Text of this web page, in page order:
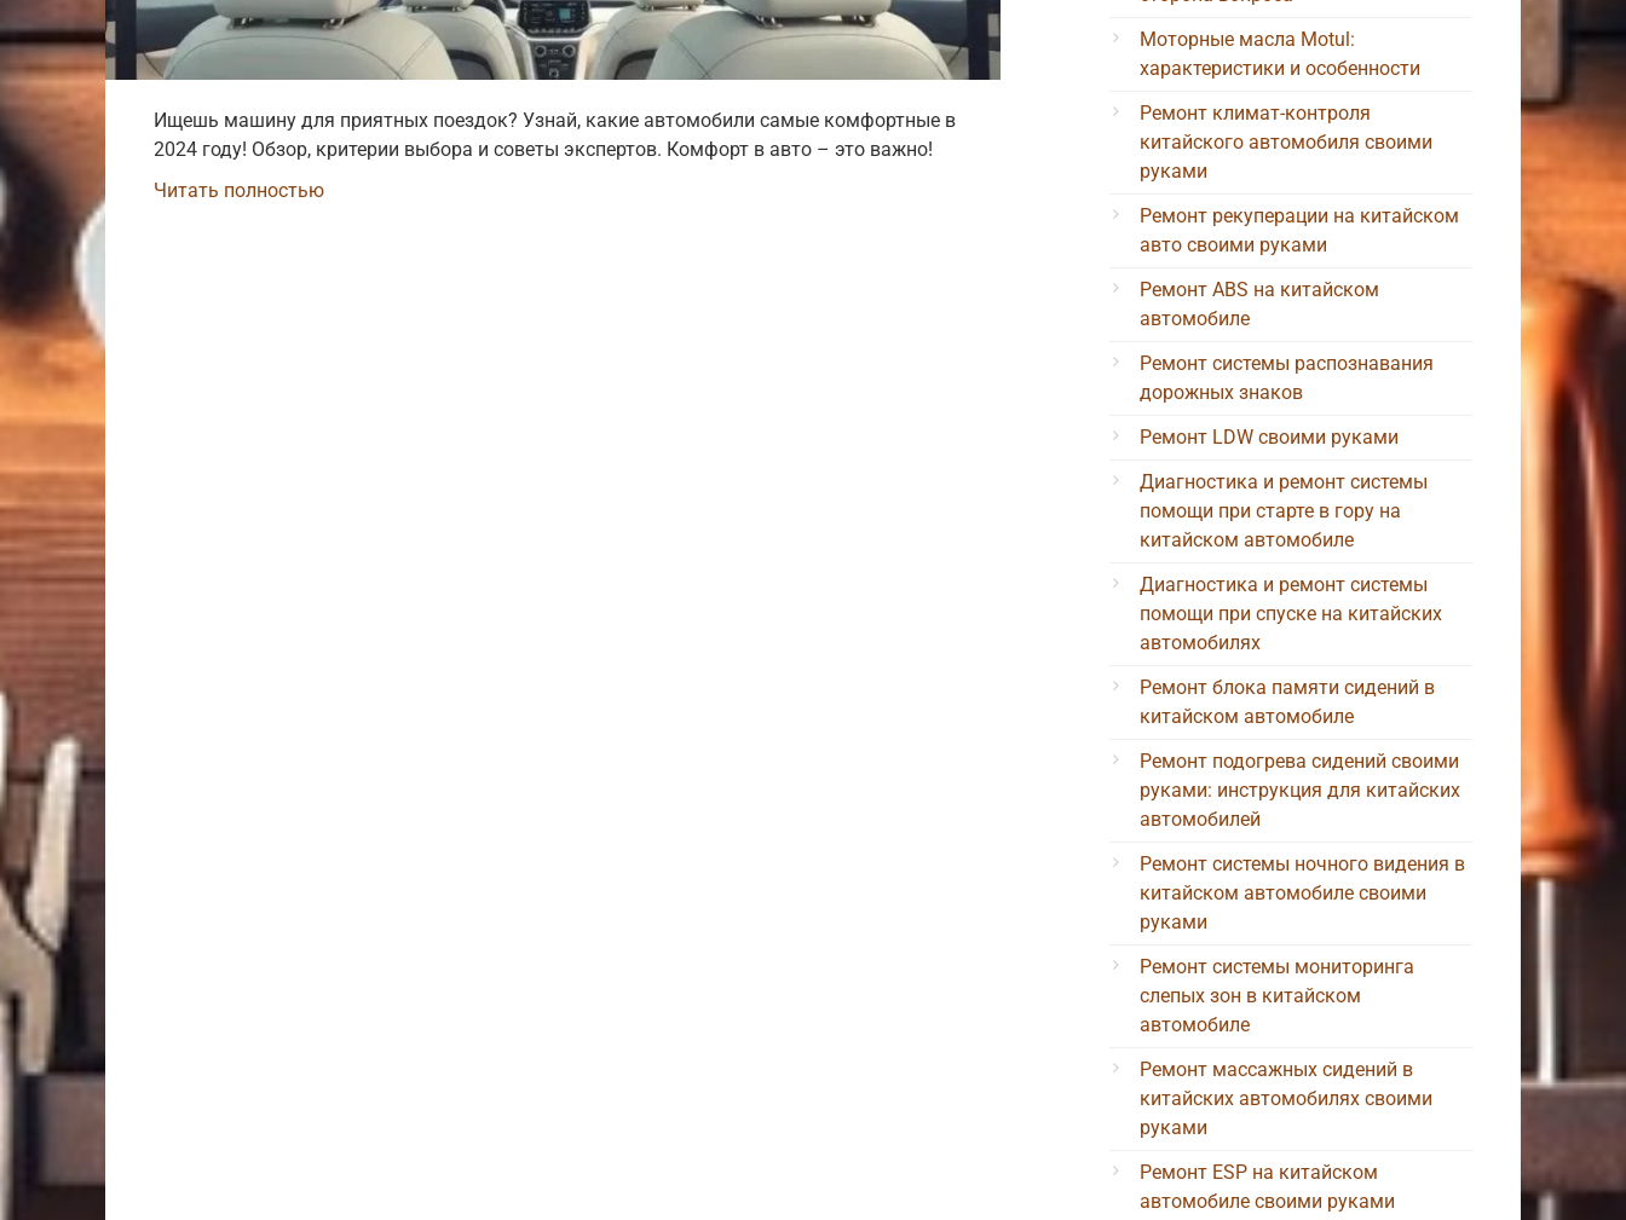
Ищешь машину для приятных поездок? Узнай, какие автомобили самые комфортные в
2024 году! Обзор, критерии выбора и советы экспертов. Комфорт в авто – это важно!
Читать полностью
Моторные масла Motul:
характеристики и особенности
Ремонт климат-контроля
китайского автомобиля своими
руками
Ремонт рекуперации на китайском
авто своими руками
Ремонт ABS на китайском
автомобиле
Ремонт системы распознавания
дорожных знаков
Ремонт LDW своими руками
Диагностика и ремонт системы
помощи при старте в гору на
китайском автомобиле
Диагностика и ремонт системы
помощи при спуске на китайских
автомобилях
Ремонт блока памяти сидений в
китайском автомобиле
Ремонт подогрева сидений своими
руками: инструкция для китайских
автомобилей
Ремонт системы ночного видения в
китайском автомобиле своими
руками
Ремонт системы мониторинга
слепых зон в китайском
автомобиле
Ремонт массажных сидений в
китайских автомобилях своими
руками
Ремонт ESP на китайском
автомобиле своими руками